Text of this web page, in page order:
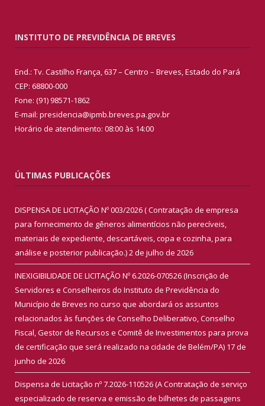
INSTITUTO DE PREVIDÊNCIA DE BREVES
End.: Tv. Castilho França, 637 – Centro – Breves, Estado do Pará
CEP: 68800-000
Fone: (91) 98571-1862
E-mail: presidencia@ipmb.breves.pa.gov.br
Horário de atendimento: 08:00 às 14:00
ÚLTIMAS PUBLICAÇÕES
DISPENSA DE LICITAÇÃO Nº 003/2026 ( Contratação de empresa
para fornecimento de gêneros alimentícios não perecíveis,
materiais de expediente, descartáveis, copa e cozinha, para
análise e posterior publicação.)2 de julho de 2026
INEXIGIBILIDADE DE LICITAÇÃO Nº 6.2026-070526 (Inscrição de
Servidores e Conselheiros do Instituto de Previdência do
Município de Breves no curso que abordará os assuntos
relacionados às funções de Conselho Deliberativo, Conselho
Fiscal, Gestor de Recursos e Comitê de Investimentos para prova
de certificação que será realizado na cidade de Belém/PA) 17 de
junho de 2026
Dispensa de Licitação nº 7.2026-110526 (A Contratação de serviço
especializado de reserva e emissão de bilhetes de passagens